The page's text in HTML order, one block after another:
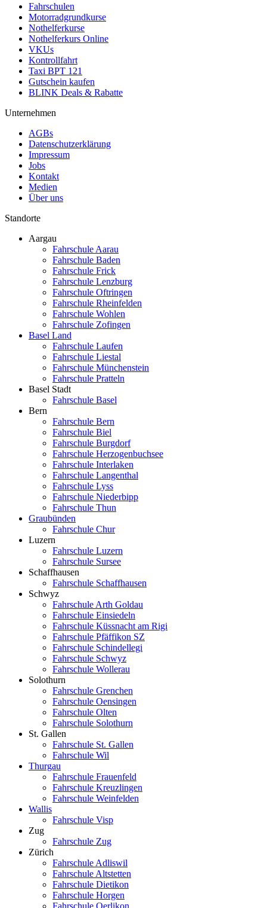
Fahrschulen
Motorradgrundkurse
Nothelferkurse
Nothelferkurs Online
VKUs
Kontrollfahrt
Taxi BPT 121
Gutschein kaufen
BLINK Deals & Rabatte
Unternehmen
AGBs
Datenschutzerklärung
Impressum
Jobs
Kontakt
Medien
Über uns
Standorte
Aargau
Fahrschule Aarau
Fahrschule Baden
Fahrschule Frick
Fahrschule Lenzburg
Fahrschule Oftringen
Fahrschule Rheinfelden
Fahrschule Wohlen
Fahrschule Zofingen
Basel Land
Fahrschule Laufen
Fahrschule Liestal
Fahrschule Münchenstein
Fahrschule Pratteln
Basel Stadt
Fahrschule Basel
Bern
Fahrschule Bern
Fahrschule Biel
Fahrschule Burgdorf
Fahrschule Herzogenbuchsee
Fahrschule Interlaken
Fahrschule Langenthal
Fahrschule Lyss
Fahrschule Niederbipp
Fahrschule Thun
Graubünden
Fahrschule Chur
Luzern
Fahrschule Luzern
Fahrschule Sursee
Schaffhausen
Fahrschule Schaffhausen
Schwyz
Fahrschule Arth Goldau
Fahrschule Einsiedeln
Fahrschule Küssnacht am Rigi
Fahrschule Pfäffikon SZ
Fahrschule Schindellegi
Fahrschule Schwyz
Fahrschule Wollerau
Solothurn
Fahrschule Grenchen
Fahrschule Oensingen
Fahrschule Olten
Fahrschule Solothurn
St. Gallen
Fahrschule St. Gallen
Fahrschule Wil
Thurgau
Fahrschule Frauenfeld
Fahrschule Kreuzlingen
Fahrschule Weinfelden
Wallis
Fahrschule Visp
Zug
Fahrschule Zug
Zürich
Fahrschule Adliswil
Fahrschule Altstetten
Fahrschule Dietikon
Fahrschule Horgen
Fahrschule Oerlikon